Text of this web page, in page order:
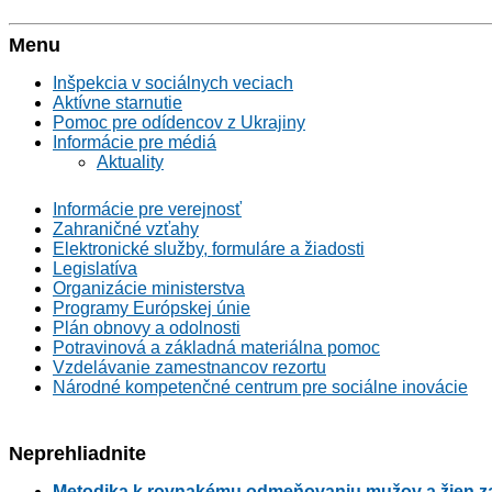
Menu
Inšpekcia v sociálnych veciach
Aktívne starnutie
Pomoc pre odídencov z Ukrajiny
Informácie pre médiá
Aktuality
Informácie pre verejnosť
Zahraničné vzťahy
Elektronické služby, formuláre a žiadosti
Legislatíva
Organizácie ministerstva
Programy Európskej únie
Plán obnovy a odolnosti
Potravinová a základná materiálna pomoc
Vzdelávanie zamestnancov rezortu
Národné kompetenčné centrum pre sociálne inovácie
Neprehliadnite